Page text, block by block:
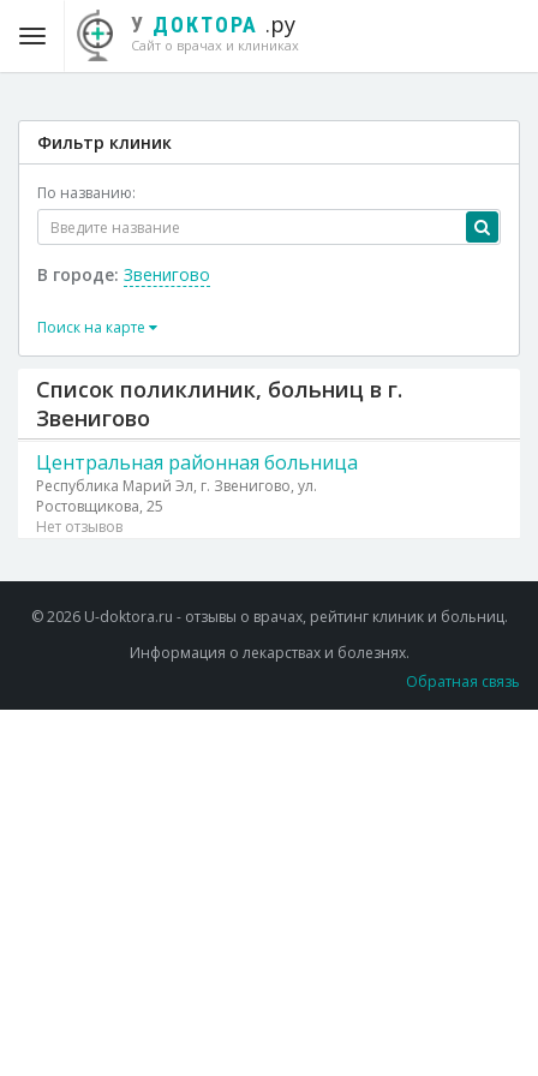
У ДОКТОРА .ру
Сайт о врачах и клиниках
Фильтр клиник
По названию:
В городе: Звенигово
Поиск на карте
Список поликлиник, больниц в г.
Звенигово
Центральная районная больница
Республика Марий Эл, г. Звенигово, ул.
Ростовщикова, 25
Нет отзывов
© 2026 U-doktora.ru - отзывы о врачах, рейтинг клиник и больниц.
Информация о лекарствах и болезнях.
Обратная связь